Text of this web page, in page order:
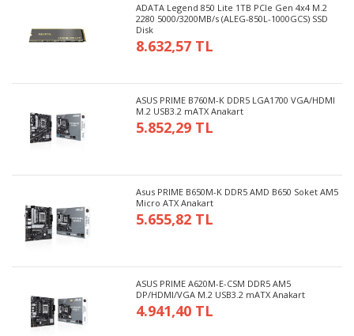
ADATA Legend 850 Lite 1TB PCIe Gen 4x4 M.2
2280 5000/3200MB/s (ALEG-850L-1000GCS) SSD
Disk
8.632,57 TL
ASUS PRIME B760M-K DDR5 LGA1700 VGA/HDMI
M.2 USB3.2 mATX Anakart
5.852,29 TL
Asus PRIME B650M-K DDR5 AMD B650 Soket AM5
Micro ATX Anakart
5.655,82 TL
ASUS PRIME A620M-E-CSM DDR5 AM5
DP/HDMI/VGA M.2 USB3.2 mATX Anakart
4.941,40 TL